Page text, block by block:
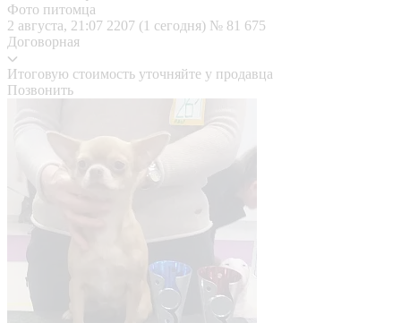
Фото питомца
2 августа, 21:07 2207 (1 сегодня) № 81 675
Договорная
Итоговую стоимость уточняйте у продавца
Позвонить